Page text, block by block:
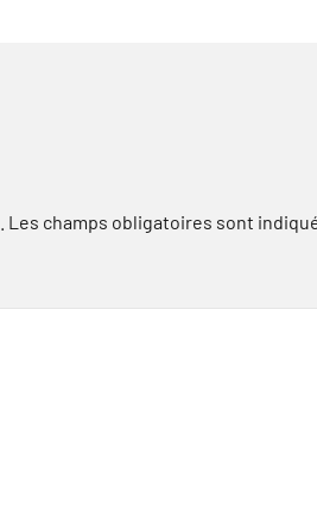
Les champs obligatoires sont